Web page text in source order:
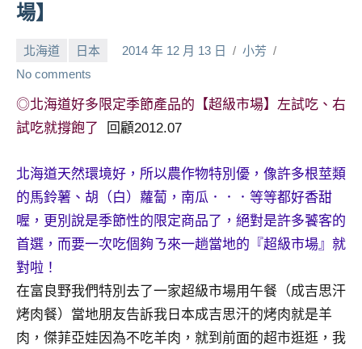
金
號
節
班
底、
景
目
主
持、
吳
哥
泰
國
場】
北海道 日本 2014 年 12 月 13 日
小芳
No comments
◎北海道好多限定季節產品的【超級市場】左試吃、右
試吃就撐飽了
回顧2012.07
北海道天然環境好，所以農作物特別優，像許多根莖類
的馬鈴薯、胡（白）蘿蔔，南瓜．．．等等都好香甜
喔，更別說是季節性的限定商品了，絕對是許多饕客的
首選，而要一次吃個夠ㄋ來一趟當地的『超級市場』就
對啦！
在富良野我們特別去了一家超級市場用午餐（成吉思汗
烤肉餐）當地朋友告訴我日本成吉思汗的烤肉就是羊
肉，傑菲亞娃因為不吃羊肉，就到前面的超市逛逛，我